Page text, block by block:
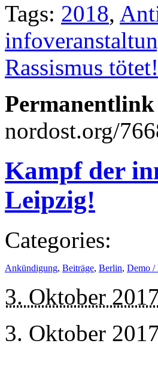
Tags: 2018,
Rassismus tötet!
nordost.org/
Kampf der
Leipzig!
Categories:
Ankündigung, Beiträge, Berlin, Demo /
3. Oktober
3. Oktober